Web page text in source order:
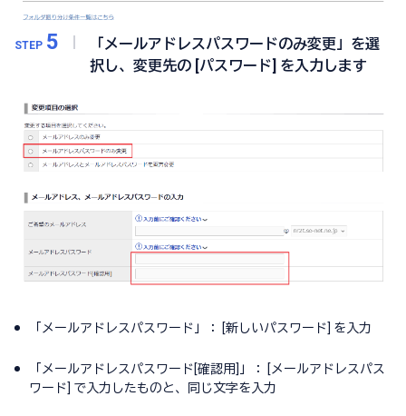
STEP 5
「メールアドレスパスワードのみ変更」を選
択し、変更先の [パスワード] を入力します
「メールアドレスパスワード」： [新しいパスワード] を入力
「メールアドレスパスワード[確認用]」： [メールアドレスパス
ワード] で入力したものと、同じ文字を入力